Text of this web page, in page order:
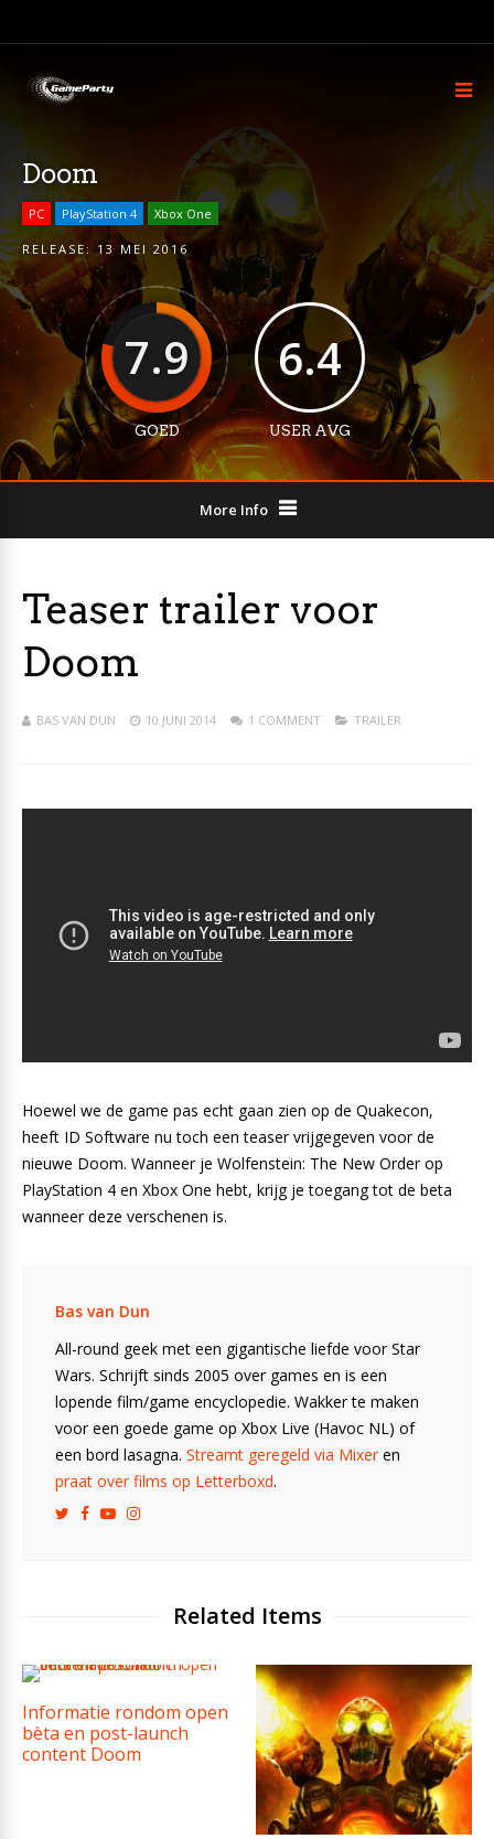
Doom
PC PlayStation 4 Xbox One
RELEASE:13 MEI 2016
7.9
GOED
6.4
USER AVG
More Info
Teaser trailer voor
Doom
BAS VAN DUN 10 JUNI 2014 1 COMMENT TRAILER
Hoewel we de game pas echt gaan zien op de Quakecon,
heeft ID Software nu toch een teaser vrijgegeven voor de
nieuwe Doom. Wanneer je Wolfenstein: The New Order op
PlayStation 4 en Xbox One hebt, krijg je toegang tot de beta
wanneer deze verschenen is.
Bas van Dun
All-round geek met een gigantische liefde voor Star
Wars. Schrijft sinds 2005 over games en is een
lopende film/game encyclopedie. Wakker te maken
voor een goede game op Xbox Live (Havoc NL) of
een bord lasagna. Streamt geregeld via Mixeren
praat over films op Letterboxd.
Related Items
Informatie rondom open
bèta en post-launch
content Doom